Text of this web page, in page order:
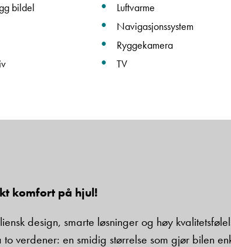
reCAPTCHA og Google
bildel
Luftvarme
Navigasjonssystem
Ryggekamera
TV
komfort på hjul!
design, smarte løsninger og høy
verdener: en smidig størrelse som gjør bilen